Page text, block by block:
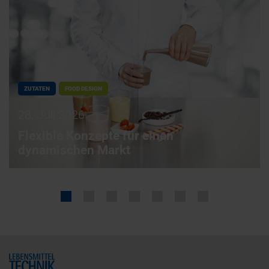
ZUTATEN FOOD DESIGN
28. Juli 2026
Flexible Konzepte für einen
dynamischen Markt
Home